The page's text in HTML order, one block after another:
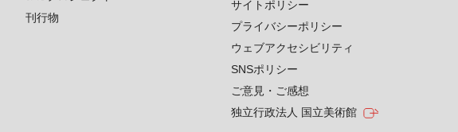
刊行物
サイトポリシー
プライバシーポリシー
ウェブアクセシビリティ
SNSポリシー
ご意見・ご感想
独立行政法人 国立美術館